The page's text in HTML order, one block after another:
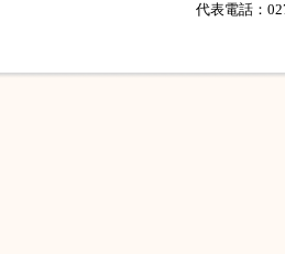
代表電話：